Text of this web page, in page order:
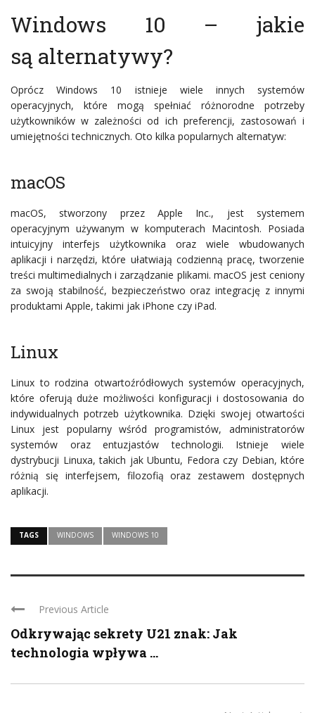
Windows 10 – jakie
są alternatywy?
Oprócz Windows 10 istnieje wiele innych systemów
operacyjnych, które mogą spełniać różnorodne potrzeby
użytkowników w zależności od ich preferencji, zastosowań i
umiejętności technicznych. Oto kilka popularnych alternatyw:
macOS
macOS, stworzony przez Apple Inc., jest systemem
operacyjnym używanym w komputerach Macintosh. Posiada
intuicyjny interfejs użytkownika oraz wiele wbudowanych
aplikacji i narzędzi, które ułatwiają codzienną pracę, tworzenie
treści multimedialnych i zarządzanie plikami. macOS jest ceniony
za swoją stabilność, bezpieczeństwo oraz integrację z innymi
produktami Apple, takimi jak iPhone czy iPad.
Linux
Linux to rodzina otwartoźródłowych systemów operacyjnych,
które oferują duże możliwości konfiguracji i dostosowania do
indywidualnych potrzeb użytkownika. Dzięki swojej otwartości
Linux jest popularny wśród programistów, administratorów
systemów oraz entuzjastów technologii. Istnieje wiele
dystrybucji Linuxa, takich jak Ubuntu, Fedora czy Debian, które
różnią się interfejsem, filozofią oraz zestawem dostępnych
aplikacji.
TAGS WINDOWS WINDOWS 10
Previous Article
Odkrywając sekrety U21 znak: Jak
technologia wpływa ...